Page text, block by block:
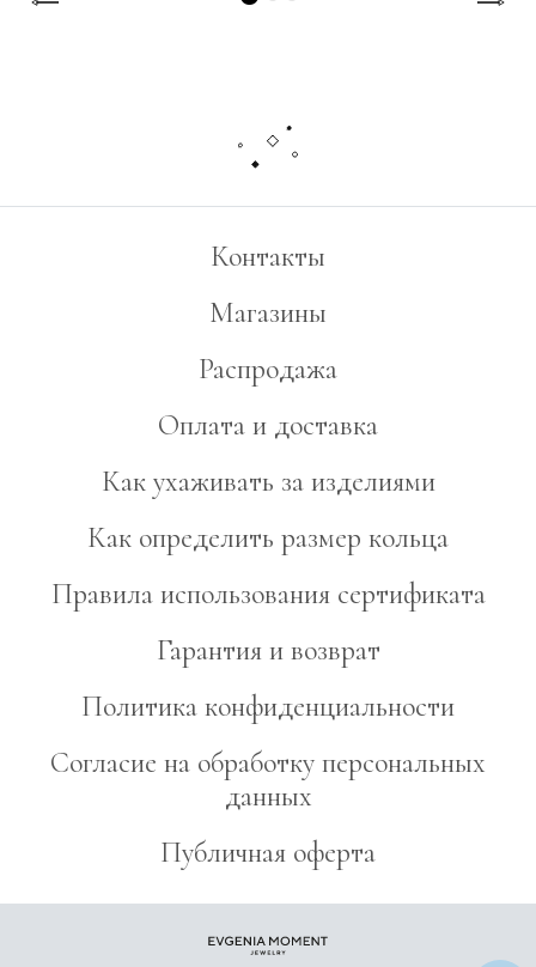
Контакты
Магазины
Распродажа
Оплата и доставка
Как ухаживать за изделиями
Как определить размер кольца
Правила использования сертификата
Гарантия и возврат
Политика конфиденциальности
Согласие на обработку персональных
данных
Публичная оферта